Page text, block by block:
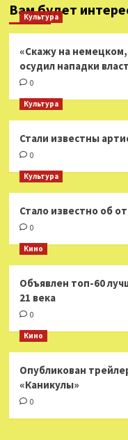
Вам будет
Культура
«Скажу на
осудил нападки
0
Культура
Стали известны
0
Культура
Стало известно об
0
Кино
Объявлен топ-60
21 века
0
Кино
Опубликован
«Каникулы»
0